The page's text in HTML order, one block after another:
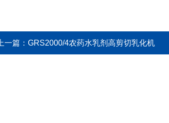
上一篇： GRS2000/4农药水乳剂高剪切乳化机